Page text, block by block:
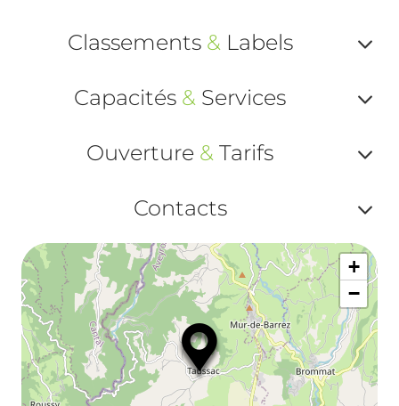
Classements & Labels
ou
Capacités & Services
ou
Ouverture & Tarifs
ou
et
Contacts
ou
+
−